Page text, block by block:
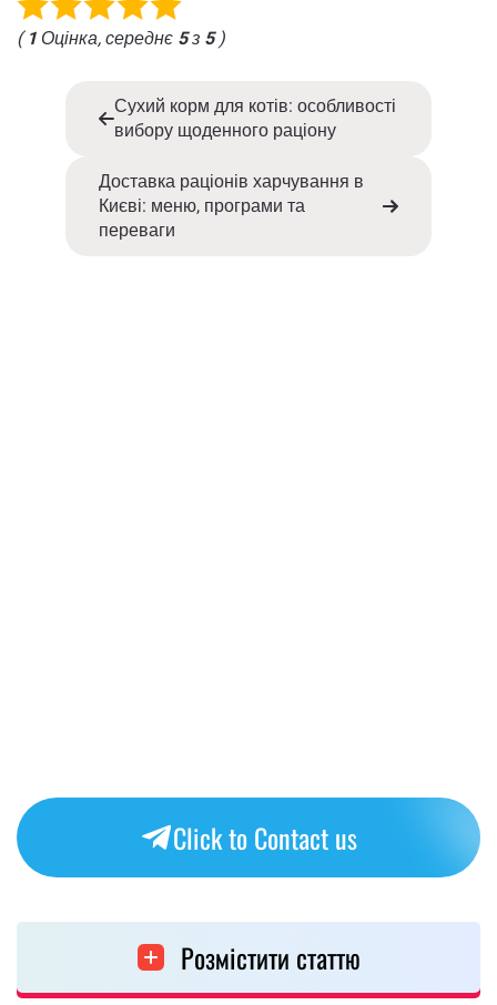
( 1 Оцінка, середнє 5з 5)
Сухий корм для котів: особливості
вибору щоденного раціону
Доставка раціонів харчування в
Києві: меню, програми та
переваги
Click to Contact us
Розмістити статтю